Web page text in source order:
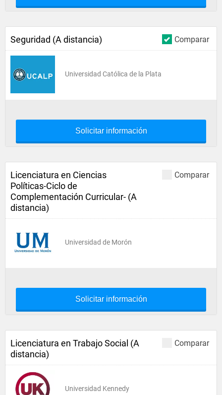
Comparar
Seguridad (A distancia)
Universidad Católica de la Plata
Solicitar información
Comparar
Licenciatura en Ciencias
Políticas-Ciclo de
Complementación Curricular- (A
distancia)
Universidad de Morón
Solicitar información
Comparar
Licenciatura en Trabajo Social (A
distancia)
Universidad Kennedy